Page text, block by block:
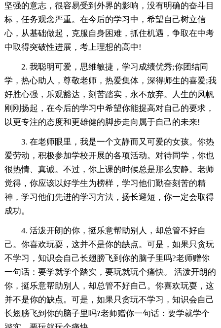
坚强的意志，很容易受到外界的影响，没有明确的奋斗目
标，任务观念严重。在今后的学习中，希望自己树立信
心，从基础做起，克服自身困难，抓住机遇，争取在中考
中取得突破性进展，考上理想的高中!
2. 我聪明可爱，思维敏捷，学习成绩优秀;你团结同
学，热心助人，尊敬老师，热爱集体，深得师生的喜爱;我
好胜心强，乐观豁达，刻苦踏实，永不放弃。人生的风帆
刚刚扬起，在今后的学习中希望你能提高对自己的要求，
以更专注的态度和更雄健的脚步走向属于自己的未来!
3. 在老师眼里，我是一个文静而又可爱的女孩。你热
爱劳动，积极参加学校开展的各项活动。对待同学，你也
很热情、真诚。不过，你上课的时候总是那么安静。老师
觉得，你应该以好学生为榜样，学习他们勤奋刻苦的精
神，学习他们先进的学习方法，扬长避短，你一定会取得
成功。
4. 活泼开朗的你，挺乐意帮助别人，却总管不好自
己。你喜欢玩耍，这并不是你的缺点。可是，如果只贪玩
不学习，知识会自己长翅膀飞到你的脑子里吗?老师赠你
一句话：要学就学个踏实，要玩就玩个痛快。 活泼开朗的
你，挺乐意帮助别人，却总管不好自己。你喜欢玩耍，这
并不是你的缺点。可是，如果只贪玩不学习，知识会自己
长翅膀飞到你的脑子里吗?老师赠你一句话：要学就学个